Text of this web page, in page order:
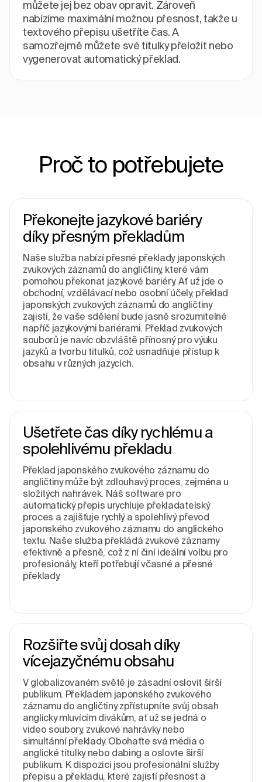
můžete jej bez obav opravit. Zároveň
nabízíme maximální možnou přesnost, takže u
textového přepisu ušetříte čas. A
samozřejmě můžete své titulky přeložit nebo
vygenerovat automatický překlad.
Proč to potřebujete
Překonejte jazykové bariéry
díky přesným překladům
Naše služba nabízí přesné překlady japonských
zvukových záznamů do angličtiny, které vám
pomohou překonat jazykové bariéry. Ať už jde o
obchodní, vzdělávací nebo osobní účely, překlad
japonských zvukových záznamů do angličtiny
zajistí, že vaše sdělení bude jasně srozumitelné
napříč jazykovými bariérami. Překlad zvukových
souborů je navíc obzvláště přínosný pro výuku
jazyků a tvorbu titulků, což usnadňuje přístup k
obsahu v různých jazycích.
Ušetřete čas díky rychlému a
spolehlivému překladu
Překlad japonského zvukového záznamu do
angličtiny může být zdlouhavý proces, zejména u
složitých nahrávek. Náš software pro
automatický přepis urychluje překladatelský
proces a zajišťuje rychlý a spolehlivý převod
japonského zvukového záznamu do anglického
textu. Naše služba překládá zvukové záznamy
efektivně a přesně, což z ní činí ideální volbu pro
profesionály, kteří potřebují včasné a přesné
překlady.
Rozšiřte svůj dosah díky
vícejazyčnému obsahu
V globalizovaném světě je zásadní oslovit širší
publikum. Překladem japonského zvukového
záznamu do angličtiny zpřístupníte svůj obsah
anglicky mluvícím divákům, ať už se jedná o
video soubory, zvukové nahrávky nebo
simultánní překlady. Obohaťte svá média o
anglické titulky nebo dabing a oslovte širší
publikum. K dispozici jsou profesionální služby
přepisu a překladu, které zajistí přesnost a